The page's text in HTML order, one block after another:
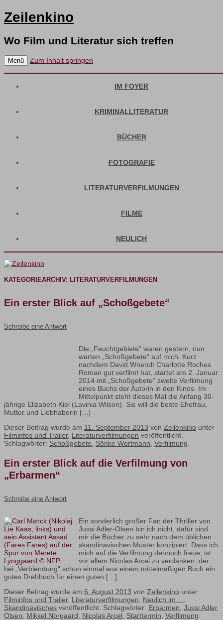
Zeilenkino
Wo Film und Literatur sich treffen
Menü Zum Inhalt springen
IM FOYER
KRIMINALLITERATUR
BÜCHER
FOTOGRAFIE
LITERATURVERFILMUNGEN
FILME
NEULICH
KATEGORIEARCHIV: LITERATURVERFILMUNGEN
Ein erster Blick auf „Schoßgebete“
Schreibe eine Antwort
Die „Feuchtgebiete“ waren gestern, nun
warten „Schoßgebete“ auf mich. Kurz
nachdem David Wnendt Charlotte Roches
Roman gut verfilmt hat, startet am 2. Januar
2014 mit „Schoßgebete“ zweite Verfilmung
eines Buchs der Autorin in den Kinos. Im
Mittelpunkt steht dieses Mal die Anfang 30-
jährige Elizabeth Kiel (Lavinia Wilson). Sie will die beste Ehefrau,
Mutter und Liebhaberin […]
Dieser Beitrag wurde am 11. September 2013 von Zeilenkino unter
Filminfos und Trailer, Literaturverfilmungen veröffentlicht.
Schlagwörter: Schoßgebete Sönke Wortmann Verfilmung
Ein erster Blick auf die Verfilmung von
„Erbarmen“
Schreibe eine Antwort
Ein sonderlich großer Fan der Thriller von
Jussi Adler-Olsen bin ich nicht, dafür sind
mir die Bücher zu sehr nach dem üblichen
skandinavischen Muster konzipiert. Dass ich
mich auf die Verfilmung dennoch freue, ist
vor allem Nicolas Arcel zu verdanken, der
bei „Verblendung“ schon einmal aus einem mittelmäßigen Buch ein
gutes Drehbuch für einen guten […]
Dieser Beitrag wurde am 6. August 2013 von Zeilenkino unter
Filminfos und Trailer, Literaturverfilmungen Neulich im ...
Skandinavisches veröffentlicht. Schlagwörter: Erbarmen Jussi Adler
Olsen
Mikkel Norgaard Nicolas Arcel Starttermin Verfilmung